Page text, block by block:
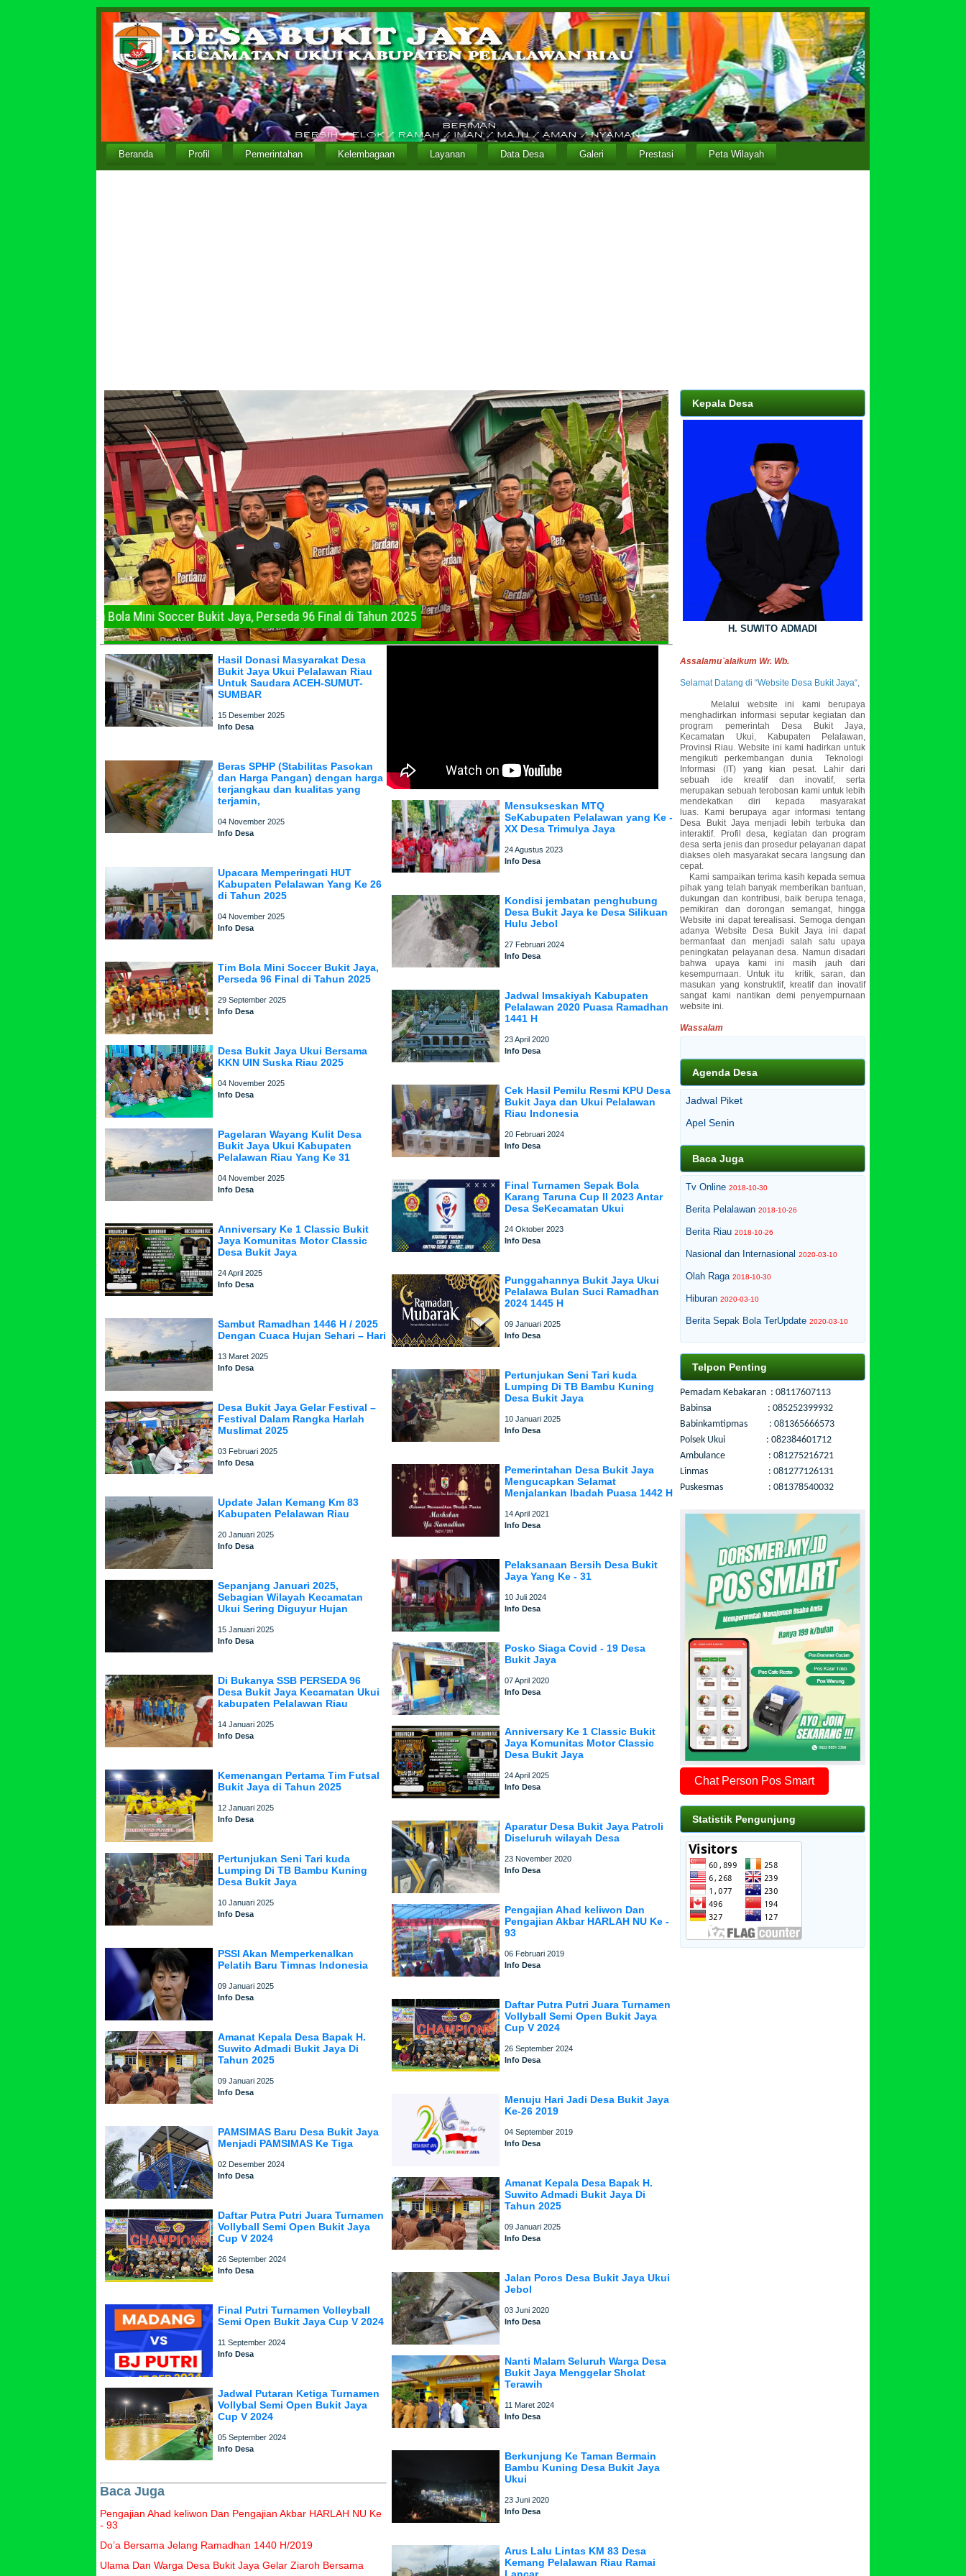
Beranda Profil Pemerintahan Kelembagaan Layanan Data Desa Galeri Prestasi Peta Wilayah
Tim Bola Mini Soccer Bukit Jaya, Perseda 96 Final di Tahun 2025
Hasil Donasi Masyarakat Desa
Bukit Jaya Ukui Pelalawan Riau
Untuk Saudara ACEH-SUMUT-
SUMBAR
15 Desember 2025
Info Desa
Beras SPHP (Stabilitas Pasokan
dan Harga Pangan) dengan harga
terjangkau dan kualitas yang
terjamin,
04 November 2025
Info Desa
Upacara Memperingati HUT
Kabupaten Pelalawan Yang Ke 26
di Tahun 2025
04 November 2025
Info Desa
Tim Bola Mini Soccer Bukit Jaya,
Perseda 96 Final di Tahun 2025
29 September 2025
Info Desa
Desa Bukit Jaya Ukui Bersama
KKN UIN Suska Riau 2025
04 November 2025
Info Desa
Pagelaran Wayang Kulit Desa
Bukit Jaya Ukui Kabupaten
Pelalawan Riau Yang Ke 31
04 November 2025
Info Desa
Anniversary Ke 1 Classic Bukit
Jaya Komunitas Motor Classic
Desa Bukit Jaya
24 April 2025
Info Desa
Sambut Ramadhan 1446 H / 2025
Dengan Cuaca Hujan Sehari – Hari
13 Maret 2025
Info Desa
Desa Bukit Jaya Gelar Festival –
Festival Dalam Rangka Harlah
Muslimat 2025
03 Februari 2025
Info Desa
Update Jalan Kemang Km 83
Kabupaten Pelalawan Riau
20 Januari 2025
Info Desa
Sepanjang Januari 2025,
Sebagian Wilayah Kecamatan
Ukui Sering Diguyur Hujan
15 Januari 2025
Info Desa
Di Bukanya SSB PERSEDA 96
Desa Bukit Jaya Kecamatan Ukui
kabupaten Pelalawan Riau
14 Januari 2025
Info Desa
Kemenangan Pertama Tim Futsal
Bukit Jaya di Tahun 2025
12 Januari 2025
Info Desa
Pertunjukan Seni Tari kuda
Lumping Di TB Bambu Kuning
Desa Bukit Jaya
10 Januari 2025
Info Desa
PSSI Akan Memperkenalkan
Pelatih Baru Timnas Indonesia
09 Januari 2025
Info Desa
Amanat Kepala Desa Bapak H.
Suwito Admadi Bukit Jaya Di
Tahun 2025
09 Januari 2025
Info Desa
PAMSIMAS Baru Desa Bukit Jaya
Menjadi PAMSIMAS Ke Tiga
02 Desember 2024
Info Desa
Daftar Putra Putri Juara Turnamen
Vollyball Semi Open Bukit Jaya
Cup V 2024
26 September 2024
Info Desa
Final Putri Turnamen Volleyball
Semi Open Bukit Jaya Cup V 2024
11 September 2024
Info Desa
Jadwal Putaran Ketiga Turnamen
Vollybal Semi Open Bukit Jaya
Cup V 2024
05 September 2024
Info Desa
Baca Juga
Pengajian Ahad keliwon Dan Pengajian Akbar HARLAH NU Ke
- 93
Do’a Bersama Jelang Ramadhan 1440 H/2019
Ulama Dan Warga Desa Bukit Jaya Gelar Ziaroh Bersama
Mensukseskan MTQ
SeKabupaten Pelalawan yang Ke -
XX Desa Trimulya Jaya
24 Agustus 2023
Info Desa
Kondisi jembatan penghubung
Desa Bukit Jaya ke Desa Silikuan
Hulu Jebol
27 Februari 2024
Info Desa
Jadwal Imsakiyah Kabupaten
Pelalawan 2020 Puasa Ramadhan
1441 H
23 April 2020
Info Desa
Cek Hasil Pemilu Resmi KPU Desa
Bukit Jaya dan Ukui Pelalawan
Riau Indonesia
20 Februari 2024
Info Desa
Final Turnamen Sepak Bola
Karang Taruna Cup II 2023 Antar
Desa SeKecamatan Ukui
24 Oktober 2023
Info Desa
Punggahannya Bukit Jaya Ukui
Pelalawa Bulan Suci Ramadhan
2024 1445 H
09 Januari 2025
Info Desa
Pertunjukan Seni Tari kuda
Lumping Di TB Bambu Kuning
Desa Bukit Jaya
10 Januari 2025
Info Desa
Pemerintahan Desa Bukit Jaya
Mengucapkan Selamat
Menjalankan Ibadah Puasa 1442 H
14 April 2021
Info Desa
Pelaksanaan Bersih Desa Bukit
Jaya Yang Ke - 31
10 Juli 2024
Info Desa
Posko Siaga Covid - 19 Desa
Bukit Jaya
07 April 2020
Info Desa
Anniversary Ke 1 Classic Bukit
Jaya Komunitas Motor Classic
Desa Bukit Jaya
24 April 2025
Info Desa
Aparatur Desa Bukit Jaya Patroli
Diseluruh wilayah Desa
23 November 2020
Info Desa
Pengajian Ahad keliwon Dan
Pengajian Akbar HARLAH NU Ke -
93
06 Februari 2019
Info Desa
Daftar Putra Putri Juara Turnamen
Vollyball Semi Open Bukit Jaya
Cup V 2024
26 September 2024
Info Desa
Menuju Hari Jadi Desa Bukit Jaya
Ke-26 2019
04 September 2019
Info Desa
Amanat Kepala Desa Bapak H.
Suwito Admadi Bukit Jaya Di
Tahun 2025
09 Januari 2025
Info Desa
Jalan Poros Desa Bukit Jaya Ukui
Jebol
03 Juni 2020
Info Desa
Nanti Malam Seluruh Warga Desa
Bukit Jaya Menggelar Sholat
Terawih
11 Maret 2024
Info Desa
Berkunjung Ke Taman Bermain
Bambu Kuning Desa Bukit Jaya
Ukui
23 Juni 2020
Info Desa
Arus Lalu Lintas KM 83 Desa
Kemang Pelalawan Riau Ramai
Kepala Desa
H. SUWITO ADMADI
Assalamu`alaikum Wr. Wb.
Selamat Datang di “Website Desa Bukit Jaya“,
Melalui website ini kami berupaya
menghadirkan informasi seputar kegiatan dan
program pemerintah Desa Bukit Jaya,
Kecamatan Ukui, Kabupaten Pelalawan,
Provinsi Riau. Website ini kami hadirkan untuk
mengikuti perkembangan dunia Teknologi
Informasi (IT) yang kian pesat. Lahir dari
sebuah ide kreatif dan inovatif, serta
merupakan sebuah terobosan kami untuk lebih
mendekatkan diri kepada masyarakat
luas.
Kami berupaya agar informasi tentang
Desa Bukit Jaya menjadi lebih terbuka dan
interaktif. Profil desa, kegiatan dan program
desa serta jenis dan prosedur pelayanan dapat
diakses oleh masyarakat secara langsung dan
cepat.
Kami sampaikan terima kasih kepada semua
pihak yang telah banyak memberikan bantuan,
dukungan dan kontribusi, baik berupa tenaga,
pemikiran dan dorongan semangat, hingga
Website ini dapat terealisasi. Semoga dengan
adanya Website Desa Bukit Jaya ini dapat
bermanfaat dan menjadi salah satu upaya
peningkatan pelayanan desa. Namun disadari
bahwa upaya kami ini masih jauh dari
kesempurnaan. Untuk itu kritik, saran, dan
masukan yang konstruktif, kreatif dan inovatif
sangat kami nantikan demi penyempurnaan
website ini.
Wassalam
Agenda Desa
Jadwal Piket
Apel Senin
Baca Juga
Tv Online 2018-10-30
Berita Pelalawan 2018-10-26
Berita Riau 2018-10-26
Nasional dan Internasional 2020-03-10
Olah Raga 2018-10-30
Hiburan 2020-03-10
Berita Sepak Bola TerUpdate 2020-03-10
Telpon Penting
Pemadam Kebakaran : 08117607113
Babinsa : 085252399932
Babinkamtipmas : 081365666573
Polsek Ukui : 082384601712
Ambulance : 081275216721
Linmas : 081277126131
Puskesmas : 081378540032
Chat Person Pos Smart
Statistik Pengunjung